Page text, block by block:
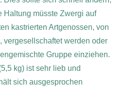
Haltung müsste Zwergi auf
kastrierten Artgenossen, von
vergesellschaftet werden oder
Gruppe einziehen.
kg) ist sehr lieb und
sich ausgesprochen